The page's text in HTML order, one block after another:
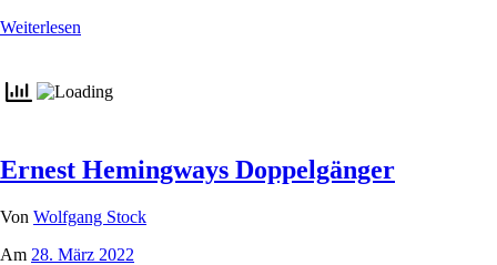
Weiterlesen
Ernest Hemingways Doppelgänger
Von Wolfgang Stock
Am 28. März 2022